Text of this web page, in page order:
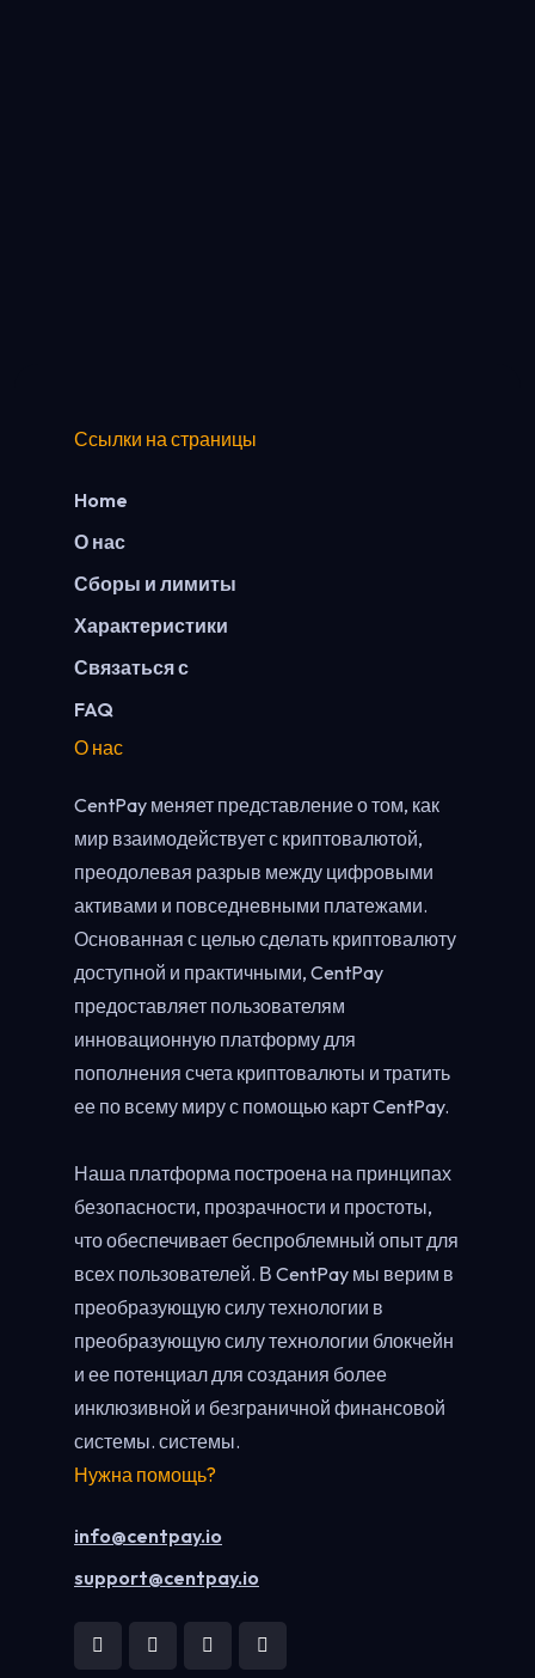
Ссылки на страницы
Home
О нас
Сборы и лимиты
Характеристики
Связаться с
FAQ
О нас
CentPay меняет представление о том, как
мир взаимодействует с криптовалютой,
преодолевая разрыв между цифровыми
активами и повседневными платежами.
Основанная с целью сделать криптовалюту
доступной и практичными, CentPay
предоставляет пользователям
инновационную платформу для
пополнения счета криптовалюты и тратить
ее по всему миру с помощью карт CentPay.
Наша платформа построена на принципах
безопасности, прозрачности и простоты,
что обеспечивает беспроблемный опыт для
всех пользователей. В CentPay мы верим в
преобразующую силу технологии в
преобразующую силу технологии блокчейн
и ее потенциал для создания более
инклюзивной и безграничной финансовой
системы. системы.
Нужна помощь?
info@centpay.io
support@centpay.io